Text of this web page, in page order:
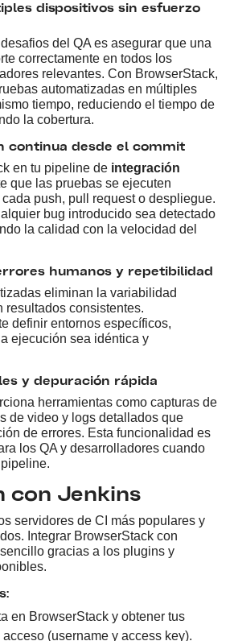
dispositivos sin esfuerzo
del QA es asegurar que una
correctamente en todos los
relevantes. Con BrowserStack,
automatizadas en múltiples
tiempo, reduciendo el tiempo de
la cobertura.
continua desde el commit
en tu pipeline de integración
que las pruebas se ejecuten
push, pull request o despliegue.
bug introducido sea detectado
la calidad con la velocidad del
humanos y repetibilidad
eliminan la variabilidad
resultados consistentes.
definir entornos específicos,
ejecución sea idéntica y
y depuración rápida
herramientas como capturas de
de video y logs detallados que
de errores. Esta funcionalidad es
los QA y desarrolladores cuando
con Jenkins
servidores de CI más populares y
Integrar BrowserStack con
gracias a los plugins y
en BrowserStack y obtener tus
(username y access key).